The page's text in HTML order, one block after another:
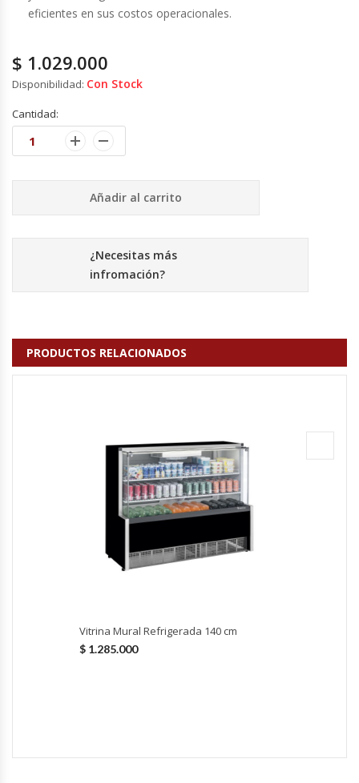
Hornos Turbos / Convectores
Hornos Industriales
Lavafondos
Lavavajillas
Licuadoras Industriales
Mesones De Trabajo
Mesones Saladette
Ovilladoras – Divisoras De Masa
eficientes en sus costos operacionales.
$ 1.029.000
Disponibilidad: Con Stock
Cantidad:
Añadir al carrito
¿Necesitas más
infromación?
PRODUCTOS RELACIONADOS
Vitrina Mural Refrigerada 140 cm
$ 1.285.000